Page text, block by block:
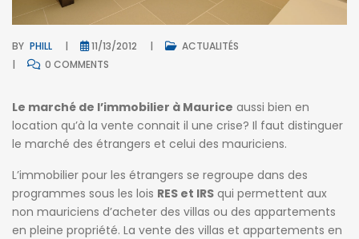
BY PHILL 11/13/2012
ACTUALITÉS
0 COMMENTS
Le marché de l’immobilier à Maurice aussi bien en
location qu’à la vente connait il une crise? Il faut distinguer
le marché des étrangers et celui des mauriciens.
L’immobilier pour les étrangers se regroupe dans des
programmes sous les lois RES et IRS qui permettent aux
non mauriciens d’acheter des villas ou des appartements
en pleine propriété. La vente des villas et appartements en